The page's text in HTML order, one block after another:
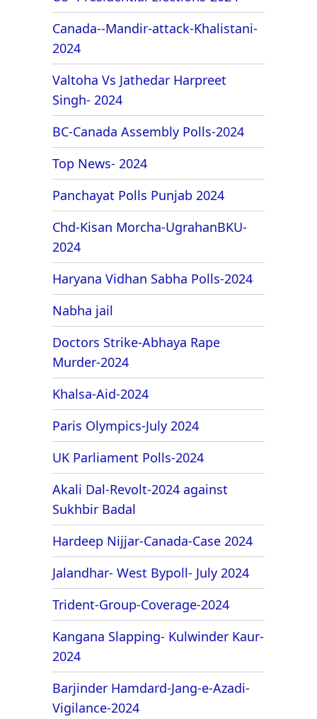
Canada--Mandir-attack-Khalistani-
2024
Valtoha Vs Jathedar Harpreet
Singh- 2024
BC-Canada Assembly Polls-2024
Top News- 2024
Panchayat Polls Punjab 2024
Chd-Kisan Morcha-UgrahanBKU-
2024
Haryana Vidhan Sabha Polls-2024
Nabha jail
Doctors Strike-Abhaya Rape
Murder-2024
Khalsa-Aid-2024
Paris Olympics-July 2024
UK Parliament Polls-2024
Akali Dal-Revolt-2024 against
Sukhbir Badal
Hardeep Nijjar-Canada-Case 2024
Jalandhar- West Bypoll- July 2024
Trident-Group-Coverage-2024
Kangana Slapping- Kulwinder Kaur-
2024
Barjinder Hamdard-Jang-e-Azadi-
Vigilance-2024